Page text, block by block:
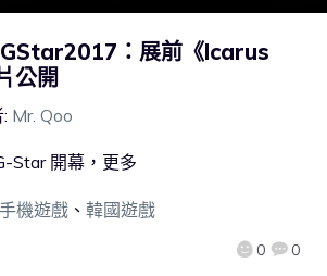
GStar2017：展前《Icarus
公開
Mr. Qoo
0 0
Star 開幕，更多
手機遊戲、 韓國遊戲